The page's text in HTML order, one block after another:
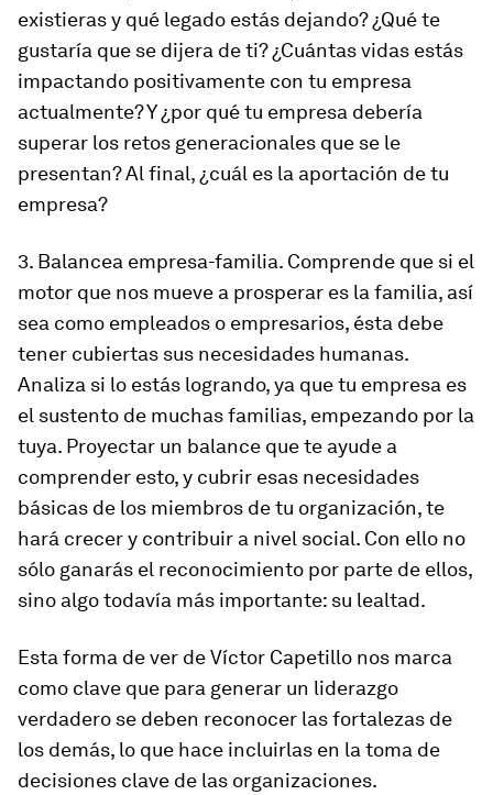
existieras y qué legado estás dejando? ¿Qué te
gustaría que se dijera de ti? ¿Cuántas vidas estás
impactando positivamente con tu empresa
actualmente? Y ¿por qué tu empresa debería
superar los retos generacionales que se le
presentan? Al final, ¿cuál es la aportación de tu
empresa?
3. Balancea empresa-familia. Comprende que si el
motor que nos mueve a prosperar es la familia, así
sea como empleados o empresarios, ésta debe
tener cubiertas sus necesidades humanas.
Analiza si lo estás logrando, ya que tu empresa es
el sustento de muchas familias, empezando por la
tuya. Proyectar un balance que te ayude a
comprender esto, y cubrir esas necesidades
básicas de los miembros de tu organización, te
hará crecer y contribuir a nivel social. Con ello no
sólo ganarás el reconocimiento por parte de ellos,
sino algo todavía más importante: su lealtad.
Esta forma de ver de Víctor Capetillo nos marca
como clave que para generar un liderazgo
verdadero se deben reconocer las fortalezas de
los demás, lo que hace incluirlas en la toma de
decisiones clave de las organizaciones.